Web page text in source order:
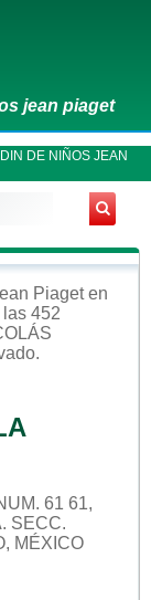
jean piaget
DE NIÑOS JEAN
Piageten
452
.
61 61,
SECC.
MÉXICO